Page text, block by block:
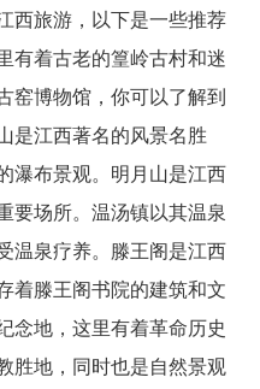
西旅游，以下是一些推荐
有着古老的篁岭古村和迷
窑博物馆，你可以了解到
是江西著名的风景名胜
瀑布景观。明月山是江西
要场所。温汤镇以其温泉
温泉疗养。滕王阁是江西
着滕王阁书院的建筑和文
念地，这里有着革命历史
胜地，同时也是自然景观